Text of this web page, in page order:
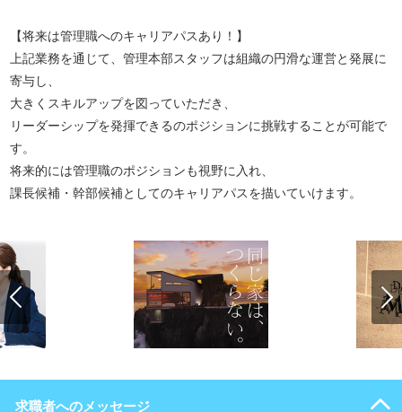
【将来は管理職へのキャリアパスあり！】
上記業務を通じて、管理本部スタッフは組織の円滑な運営と発展に
寄与し、
大きくスキルアップを図っていただき、
リーダーシップを発揮できるのポジションに挑戦することが可能で
す。
将来的には管理職のポジションも視野に入れ、
課長候補・幹部候補としてのキャリアパスを描いていけます。
求職者へのメッセージ